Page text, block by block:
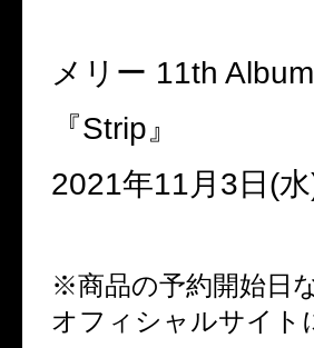
メリー 11th Album
『Strip 』
2021年11月 3 日 (水
※商品の予約開始日
オフィシャルサイト